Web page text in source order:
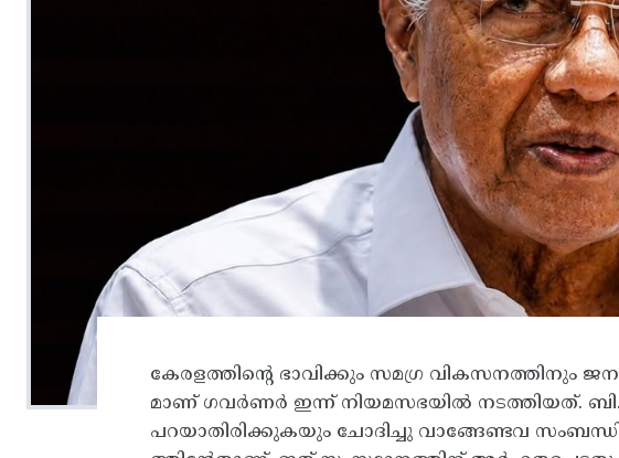
കേരളത്തിന്റെ ഭാവിക്കും സമഗ്ര വികസനത്തിനും
മാണ് ഗവർണർ ഇന്ന് നിയമസഭയില്‍ നടത്തിയത്.
പറയാതിരിക്കുകയും ചോദിച്ചു വാങ്ങേണ്ടവ